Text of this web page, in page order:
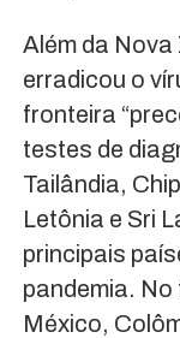
Além da Nova
erradicou o
fronteira
testes de
Tailândia,
Letônia e Sri
principais
pandemia.
México,